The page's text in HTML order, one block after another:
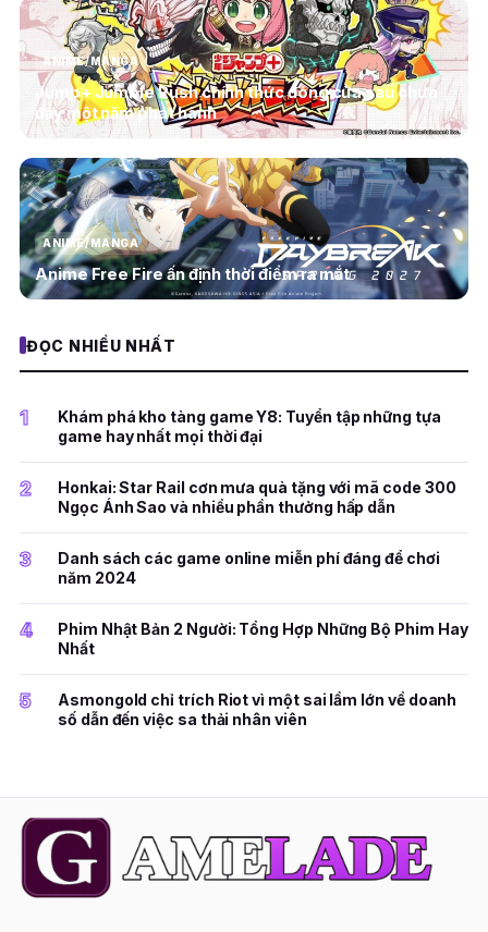
ANIME/MANGA
Jump+ Jumble Rush chính thức đóng cửa sau chưa
đầy một năm phát hành
ANIME/MANGA
Anime Free Fire ấn định thời điểm ra mắt
ĐỌC NHIỀU NHẤT
1
Khám phá kho tàng game Y8: Tuyển tập những tựa
game hay nhất mọi thời đại
2
Honkai: Star Rail cơn mưa quà tặng với mã code 300
Ngọc Ánh Sao và nhiều phần thưởng hấp dẫn
3
Danh sách các game online miễn phí đáng để chơi
năm 2024
4
Phim Nhật Bản 2 Người: Tổng Hợp Những Bộ Phim Hay
Nhất
5
Asmongold chỉ trích Riot vì một sai lầm lớn về doanh
số dẫn đến việc sa thải nhân viên